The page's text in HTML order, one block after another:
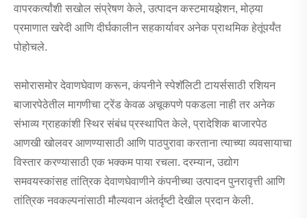
वापरकर्त्यांशी सखोल संप्रेषण केले, उत्पादन कस्टमायझेशन, मोठ्या
प्रमाणात खरेदी आणि दीर्घकालीन सहकार्यावर अनेक प्राथमिक हेतूंपर्यंत
पोहोचले.
समोरासमोर देवाणघेवाण करून, कंपनीने स्पेशॅलिटी टायर्ससाठी रशियन
बाजारपेठेतील मागणीचा ट्रेंड केवळ अचूकपणे पकडला नाही तर अनेक
संभाव्य ग्राहकांशी स्थिर संबंध प्रस्थापित केले, प्रादेशिक बाजारपेठ
आणखी खोलवर आणण्यासाठी आणि पाठपुरावा करताना त्याच्या व्यवसायाचा
विस्तार करण्यासाठी एक भक्कम पाया रचला. दरम्यान, उद्योग
समवयस्कांसह तांत्रिक देवाणघेवाणीने कंपनीच्या उत्पादन पुनरावृत्ती आणि
तांत्रिक नवकल्पनांसाठी मौल्यवान अंतर्दृष्टी देखील प्रदान केली.